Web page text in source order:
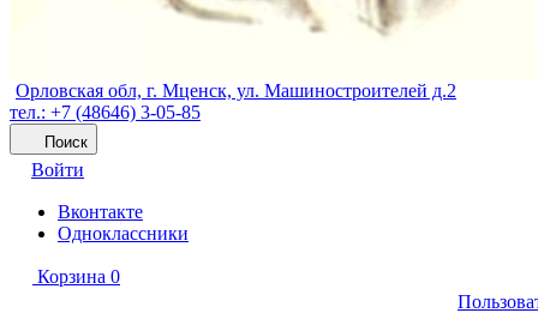
Орловская обл, г. Мценск, ул. Машиностроителей д.2
тел.: +7 (48646) 3-05-85
Поиск
Войти
Вконтакте
Одноклассники
Корзина 0